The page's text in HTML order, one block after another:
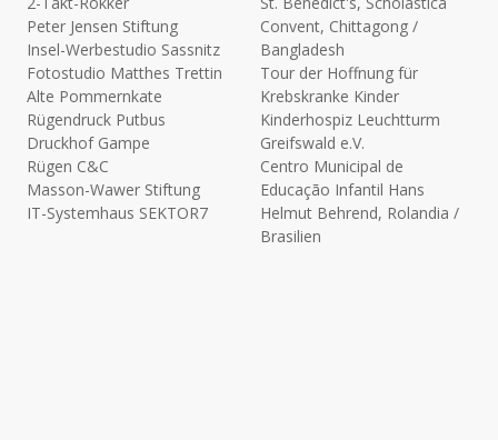
Peter Jensen Stiftung
Insel-Werbestudio Sassnitz
Fotostudio Matthes Trettin
Alte Pommernkate
Rügendruck Putbus
Druckhof Gampe
Rügen C&C
Masson-Wawer Stiftung
IT-Systemhaus SEKTOR7
Convent, Chittagong /
Bangladesh
Tour der Hoffnung für
Krebskranke Kinder
Kinderhospiz Leuchtturm
Greifswald e.V.
Centro Municipal de
Educação Infantil Hans
Helmut Behrend, Rolandia /
Brasilien